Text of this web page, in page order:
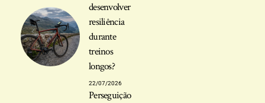
desenvolver
resiliência
durante
treinos
longos?
22/07/2026
Perseguição